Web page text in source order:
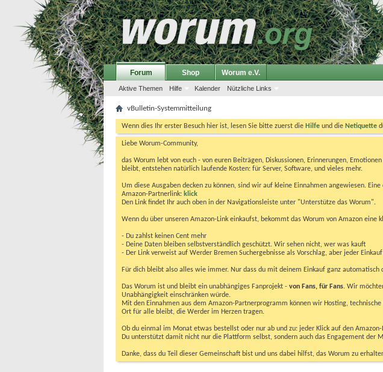
Forum
Aktive Themen Hilfe Kalender Nützliche Links
Shop Worum e.V.
vBulletin-Systemmitteilung
Wenn dies Ihr erster Besuch hier ist, lesen Sie bitte zuerst die Hilfe und die Netiquette
Liebe Worum-Community,
das Worum lebt von euch - von euren Beiträgen, Diskussionen, Erinnerungen,
bleibt, entstehen natürlich laufende Kosten: für Server, Software, und vieles mehr.
Um diese Ausgaben decken zu können, sind wir auf kleine Einnahmen angewiesen.
Amazon-Partnerlink: klick
Den Link findet Ihr auch oben in der Navigationsleiste unter "Unterstütze das Worum".
Wenn du über unseren Amazon-Link einkaufst, bekommt das Worum von Amazon eine
- Du zahlst keinen Cent mehr
- Deine Daten bleiben selbstverständlich geschützt. Wir sehen nicht, wer was kauft
- Der Link verweist auf Werder Bremen Suchergebnisse als Vorschlag, aber jeder
Für dich bleibt also alles wie immer. Nur dass du mit deinem Einkauf ganz
Das Worum ist und bleibt ein unabhängiges Fanprojekt - von Fans, für Fans. Wir
Unabhängigkeit einschränken würde.
Mit den Einnahmen aus dem Amazon-Partnerprogramm können wir Hosting,
Ort für alle bleibt, die Werder im Herzen tragen.
Ob du einmal im Monat etwas bestellst oder nur ab und zu: jeder Klick auf den
Du unterstützt damit nicht nur die Plattform selbst, sondern auch das Engagement der
Danke, dass du Teil dieser Gemeinschaft bist und uns dabei hilfst, das Worum zu